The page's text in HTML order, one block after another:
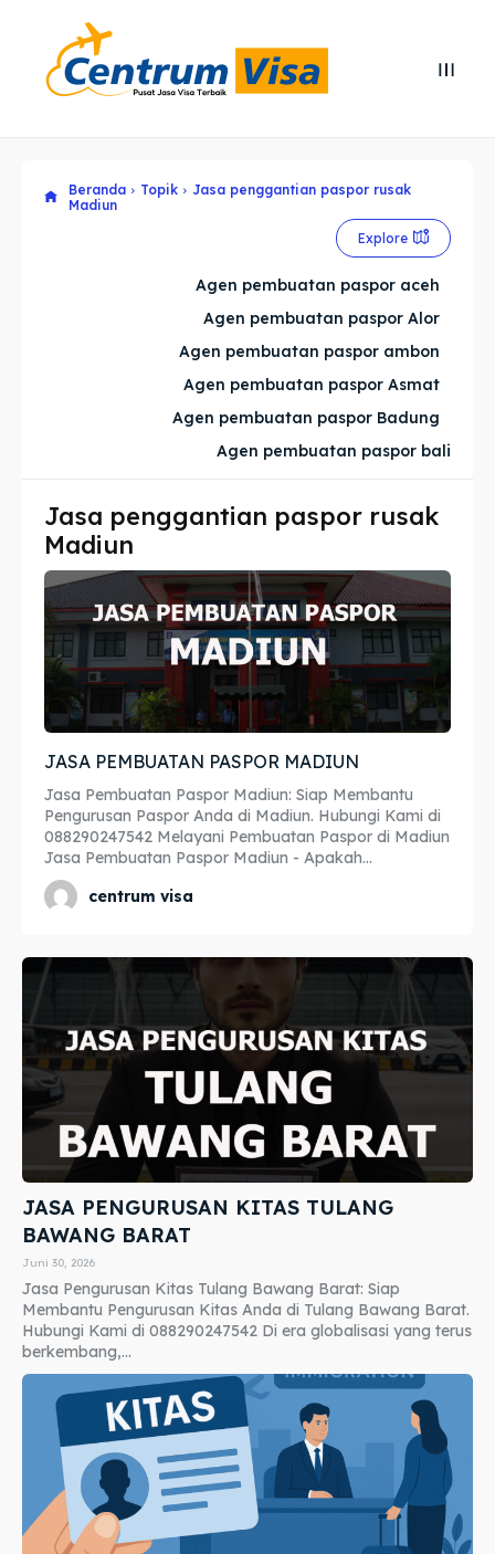
Explore our destinations
Imta
Legalisir
Apostille
Penerjemah
Asuransi
Explore our destinations
Imta
Legalisir
Apostille
Penerjemah
Asuransi
Beranda Topik
Jasa penggantian paspor rusak
Madiun
Explore
Agen pembuatan paspor aceh
Agen pembuatan paspor Alor
Agen pembuatan paspor ambon
Agen pembuatan paspor Asmat
Agen pembuatan paspor Badung
Agen pembuatan paspor bali
Jasa penggantian paspor rusak
Madiun
JASA PEMBUATAN PASPOR MADIUN
Jasa Pembuatan Paspor Madiun: Siap Membantu
Pengurusan Paspor Anda di Madiun. Hubungi Kami di
088290247542 Melayani Pembuatan Paspor di Madiun
Jasa Pembuatan Paspor Madiun - Apakah...
centrum visa
JASA PENGURUSAN KITAS TULANG
BAWANG BARAT
Juni 30, 2026
Jasa Pengurusan Kitas Tulang Bawang Barat: Siap
Membantu Pengurusan Kitas Anda di Tulang Bawang Barat.
Hubungi Kami di 088290247542 Di era globalisasi yang terus
berkembang,...